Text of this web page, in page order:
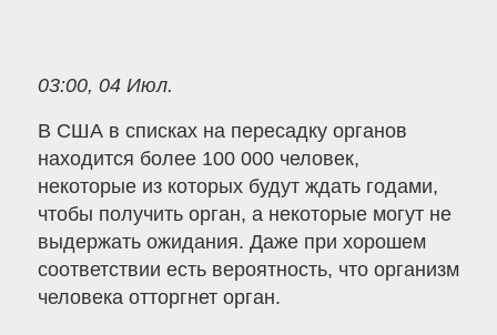
03:00, 04 Июл.
В США в списках на пересадку органов
находится более 100 000 человек,
некоторые из которых будут ждать годами,
чтобы получить орган, а некоторые могут не
выдержать ожидания. Даже при хорошем
соответствии есть вероятность, что организм
человека отторгнет орган.